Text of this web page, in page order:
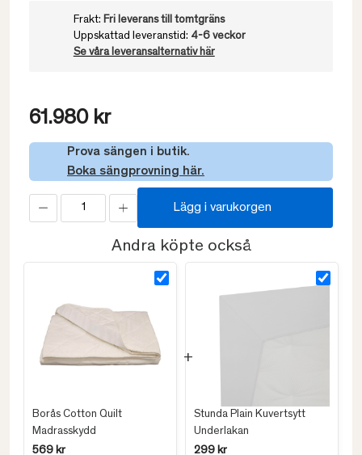
Frakt: Fri leverans till tomtgräns
Uppskattad leveranstid: 4-6 veckor
Se våra leveransalternativ här
61.980 kr
Prova sängen i butik.
Boka sängprovning här.
Lägg i varukorgen
Andra köpte också
Borås Cotton Quilt
Madrasskydd
569 kr
Stunda Plain Kuvertsytt
Underlakan
299 kr